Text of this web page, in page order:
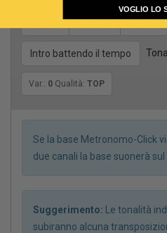
Sinistra Destra
Intro battendo il tempo
Var.: 0 Qualità: TOP
Se la base Metronomo-Click
due canali la base suonerà
Suggerimento: Le tonalità
subiranno alcuna
VOGLIO LO